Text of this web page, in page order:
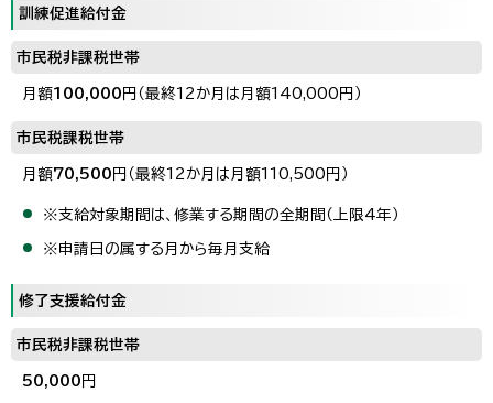
訓練促進給付金
市民税非課税世帯
月額100,000 円（最終12か月は月額140,000円）
市民税課税世帯
月額70,500 円（最終12か月は月額110,500円）
※支給対象期間は、修業する期間の全期間（上限4年）
※申請日の属する月から毎月支給
修了支援給付金
市民税非課税世帯
50,000 円